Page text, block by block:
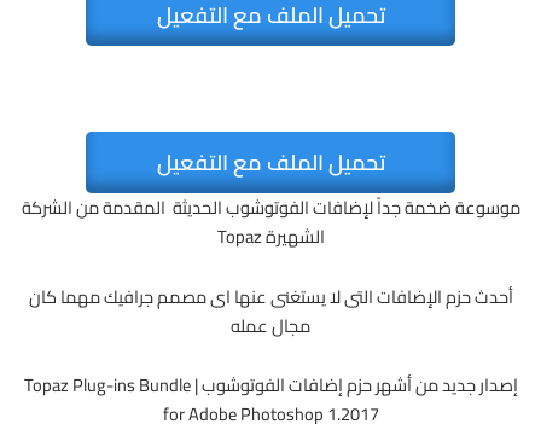
تحميل الملف مع التفعيل
تحميل الملف مع التفعيل
موسوعة ضخمة جداً لإضافات الفوتوشوب الحديثة المقدمة من الشركة
الشهيرة Topaz
أحدث حزم الإضافات التى لا يستغنى عنها اى مصمم جرافيك مهما كان
مجال عمله
إصدار جديد من أشهر حزم إضافات الفوتوشوب | Topaz Plug-ins Bundle
for Adobe Photoshop 1.2017